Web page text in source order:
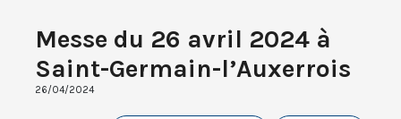
Messe du 26 avril 2024 à
Saint-Germain-l’Auxerrois
26/04/2024